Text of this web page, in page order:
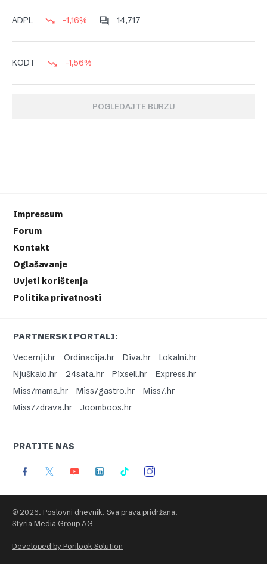
ADPL -1,16% 14,717
KODT -1,56%
POGLEDAJTE BURZU
Impressum
Forum
Kontakt
Oglašavanje
Uvjeti korištenja
Politika privatnosti
PARTNERSKI PORTALI:
Vecernji.hr
Ordinacija.hr Diva.hr
Lokalni.hr
Njuškalo.hr
24sata.hr Pixsell.hr
Express.hr
Miss7mama.hr
Miss7gastro.hr
Miss7.hr
Miss7zdrava.hr
Joomboos.hr
PRATITE NAS
© 2026. Poslovni dnevnik. Sva prava pridržana.
Styria Media Group AG
Developed by Porilook Solution